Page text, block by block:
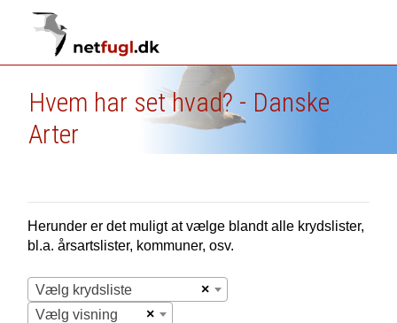
Hvem har set hvad? - Danske
Arter
Herunder er det muligt at vælge blandt alle krydslister,
bl.a. årsartslister, kommuner, osv.
×
Vælg krydsliste
×
Vælg visning